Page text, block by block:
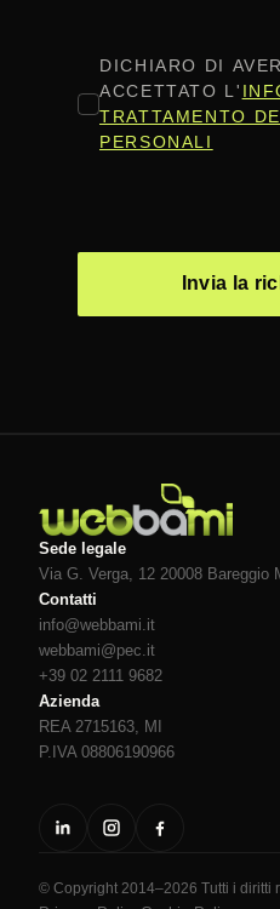
CONSENSO*
DICHIARO DI
ACCETTATO L'
TRATTAMENTO
PERSONALI
Sede legale
Via G. Verga, 12 20008 Bareggio
Contatti
info@webbami.it
webbami@pec.it
+39 02 2111 9682
Azienda
REA 2715163, MI
P.IVA 08806190966
© Copyright 2014–2026 Tutti i diritti